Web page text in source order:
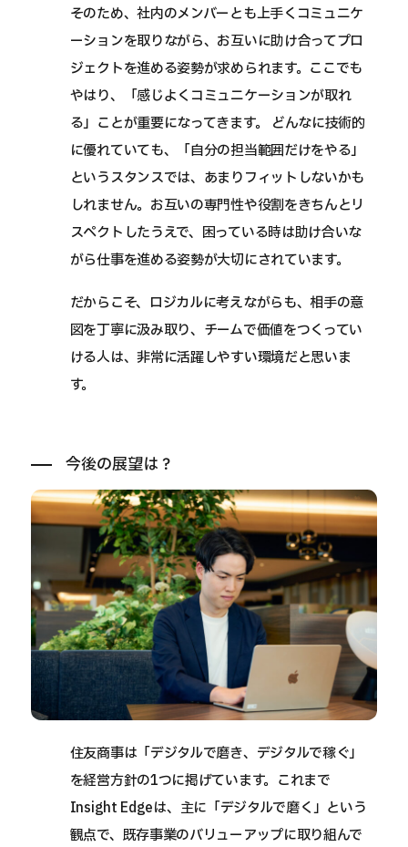
そのため、社内のメンバーとも上手くコミュニケ
ーションを取りながら、お互いに助け合ってプロ
ジェクトを進める姿勢が求められます。ここでも
やはり、「感じよくコミュニケーションが取れ
る」ことが重要になってきます。 どんなに技術的
に優れていても、「自分の担当範囲だけをやる」
というスタンスでは、あまりフィットしないかも
しれません。お互いの専門性や役割をきちんとリ
スペクトしたうえで、困っている時は助け合いな
がら仕事を進める姿勢が大切にされています。
だからこそ、ロジカルに考えながらも、相手の意
図を丁寧に汲み取り、チームで価値をつくってい
ける人は、非常に活躍しやすい環境だと思いま
す。
今後の展望は？
住友商事は「デジタルで磨き、デジタルで稼ぐ」
を経営方針の1つに掲げています。これまで
Insight Edgeは、主に「デジタルで磨く」という
観点で、既存事業のバリューアップに取り組んで